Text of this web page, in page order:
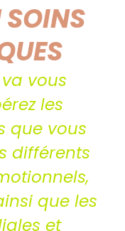
vous
les
que vous
différents
que les
et